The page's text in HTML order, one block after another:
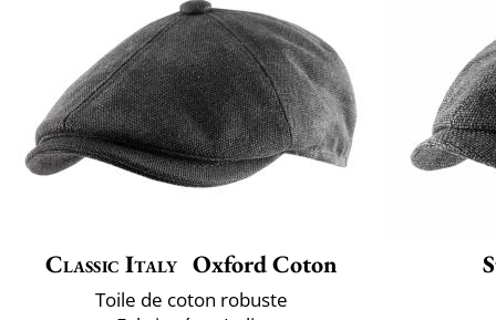
Classic Italy Oxford Coton
Toile de coton robuste